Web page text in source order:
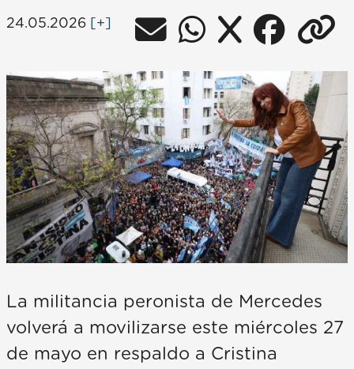
24.05.2026 [+]
La militancia peronista de Mercedes
volverá a movilizarse este miércoles 27
de mayo en respaldo a Cristina